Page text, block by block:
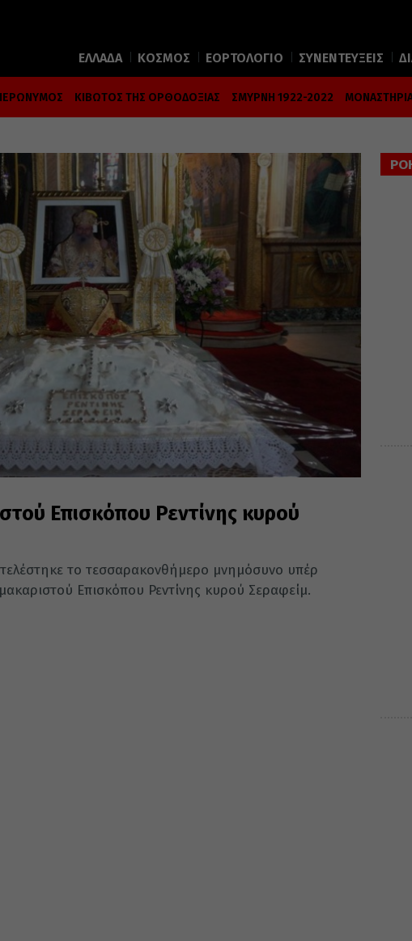
ΕΛΛΑΔΑ ΚΟΣΜΟΣ ΕΟΡΤΟΛΟΓΙΟ ΣΥΝΕΝΤΕΥΞΕΙΣ
ΚΙΒΩΤΟΣ ΤΗΣ ΟΡΘΟΔΟΞΙΑΣ ΣΜΥΡΝΗ 1922-2022
Επισκόπου Ρεντίνης κυρού
το τεσσαρακονθήμερο μνημόσυνο υπέρ
Επισκόπου Ρεντίνης κυρού Σεραφείμ.